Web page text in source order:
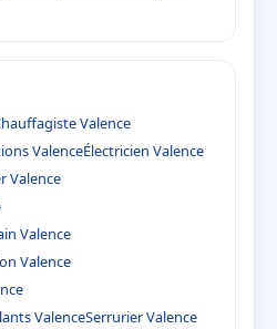
Valence
ValenceÉlectricien Valence
Valence
Valence
Valence
ValenceSerrurier Valence